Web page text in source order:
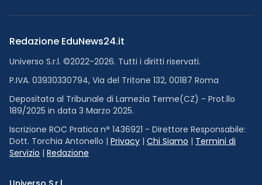
Redazione EduNews24.it
Universo S.r.l. ©2022-2026. Tutti i diritti riservati.
P.IVA. 03930330794, Via del Tritone 132, 00187 Roma
Depositata al Tribunale di Lamezia Terme(CZ) - Prot.llo
189/2025 in data 3 Marzo 2025.
Iscrizione ROC Pratica n° 1436921 - Direttore Responsabile:
Dott. Torchia Antonello | Privacy | Chi Siamo | Termini di
Servizio | Redazione